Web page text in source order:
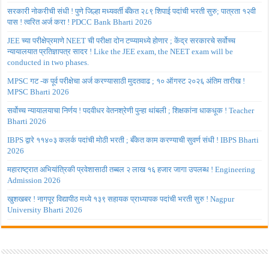
सरकारी नोकरीची संधी ! पुणे जिल्हा मध्यवर्ती बँकेत २८९ शिपाई पदांची भरती सुरु; पात्रता १२वी
पास ! त्वरित अर्ज करा ! PDCC Bank Bharti 2026
JEE च्या परीक्षेप्रमाणे NEET ची परीक्षा दोन टप्प्यामध्ये होणार ; केंद्र सरकारचे सर्वोच्च
न्यायालयात प्रतिज्ञापत्र सादर ! Like the JEE exam, the NEET exam will be
conducted in two phases.
MPSC गट -क पूर्व परीक्षेचा अर्ज करण्यासाठी मुदतवाढ ; १० ऑगस्ट २०२६ अंतिम तारीख !
MPSC Bharti 2026
सर्वोच्च न्यायालयाचा निर्णय ! पदवीधर वेतनश्रेणी पुन्हा थांबली ; शिक्षकांना धाकधूक ! Teacher
Bharti 2026
IBPS द्वारे ११४०३ कलर्क पदांची मोठी भरती ; बँकेत काम करण्याची सुवर्ण संधी ! IBPS Bharti
2026
महाराष्ट्रात अभियांत्रिकी प्रवेशासाठी तब्बल २ लाख १६ हजार जागा उपलब्ध ! Engineering
Admission 2026
खुशखबर ! नागपूर विद्यापीठ मध्ये १३९ सहायक प्राध्यापक पदांची भरती सुरु ! Nagpur
University Bharti 2026